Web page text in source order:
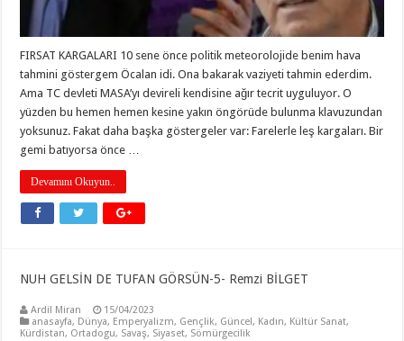
FIRSAT KARGALARI 10 sene önce politik meteorolojide benim hava
tahmini göstergem Öcalan idi. Ona bakarak vaziyeti tahmin ederdim.
Ama TC devleti MASA’yı devireli kendisine ağır tecrit uyguluyor. O
yüzden bu hemen hemen kesine yakın öngörüde bulunma klavuzundan
yoksunuz. Fakat daha başka göstergeler var: Farelerle leş kargaları. Bir
gemi batıyorsa önce …
Devamını Okuyun..
NUH GELSİN DE TUFAN GÖRSÜN-5- Remzi BİLGET
Ardil Miran
15/04/2023
anasayfa, Dünya, Emperyalizm, Gençlik, Güncel, Kadın, Kültür Sanat,
Kürdistan, Ortadogu, Savaş, Siyaset, Sömürgecilik